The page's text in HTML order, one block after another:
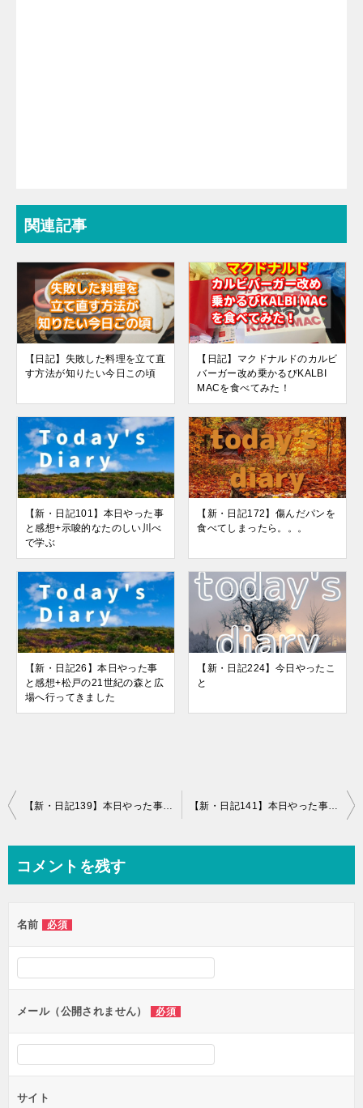
関連記事
【日記】失敗した料理を立て直
す方法が知りたい今日この頃
【日記】マクドナルドのカルビ
バーガー改め乗かるびKALBI
MACを食べてみた！
【新・日記101】本日やった事
と感想+示唆的なたのしい川べ
で学ぶ
【新・日記172】傷んだパンを
食べてしまったら。。。
【新・日記26】本日やった事
と感想+松戸の21世紀の森と広
場へ行ってきました
【新・日記224】今日やったこ
と
投
ビ
ー
シ
ン
【新・日記139】本日やった事と感想+針子育成計画、ダンベルフライ、秋服 【新・日記141】本日やった事と感想
コメントを残す
名前 必須
メール（公開されません） 必須
サイト